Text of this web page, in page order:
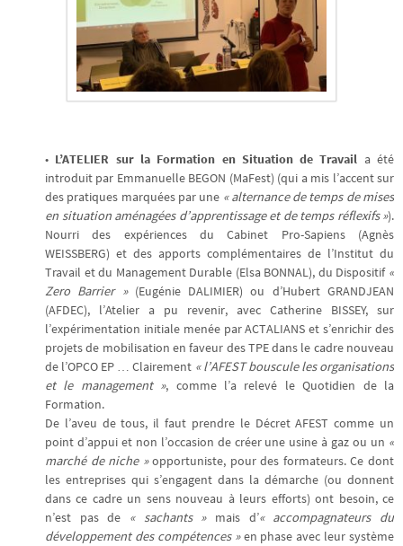
• L’ATELIER sur la Formation en Situation de Travail a été
introduit par Emmanuelle BEGON (MaFest) (qui a mis l’accent sur
des pratiques marquées par une « alternance de temps de mises
en situation aménagées d’apprentissage et de temps réflexifs »).
Nourri des expériences du Cabinet Pro-Sapiens (Agnès
WEISSBERG) et des apports complémentaires de l’Institut du
Travail et du Management Durable (Elsa BONNAL), du Dispositif «
Zero Barrier »(Eugénie DALIMIER) ou d’Hubert GRANDJEAN
(AFDEC), l’Atelier a pu revenir, avec Catherine BISSEY, sur
l’expérimentation initiale menée par ACTALIANS et s’enrichir des
projets de mobilisation en faveur des TPE dans le cadre nouveau
de l’OPCO EP … Clairement « l’AFEST bouscule les organisations
et le management », comme l’a relevé le Quotidien de la
Formation.
De l’aveu de tous, il faut prendre le Décret AFEST comme un
point d’appui et non l’occasion de créer une usine à gaz ou un «
marché de niche »opportuniste, pour des formateurs. Ce dont
les entreprises qui s’engagent dans la démarche (ou donnent
dans ce cadre un sens nouveau à leurs efforts) ont besoin, ce
n’est pas de « sachants »mais d’« accompagnateurs du
développement des compétences »en phase avec leur système